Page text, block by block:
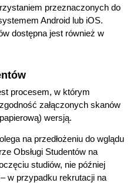
przeznaczonych do
Android lub iOS.
dostępna jest również w
procesem, w którym
załączonych skanów
wersją.
na przedłożeniu do wglądu
Obsługi Studentów na
studiów, nie później
w przypadku rekrutacji na